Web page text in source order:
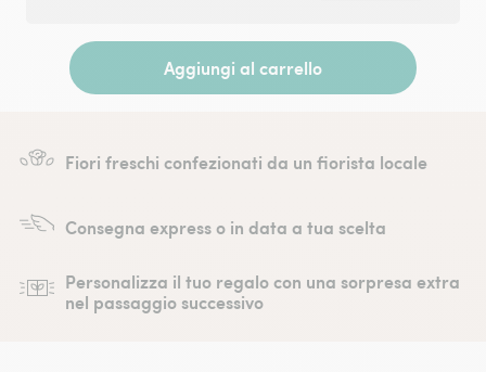
Aggiungi al carrello
Fiori freschi confezionati da un fiorista locale
Consegna express o in data a tua scelta
Personalizza il tuo regalo con una sorpresa extra
nel passaggio successivo